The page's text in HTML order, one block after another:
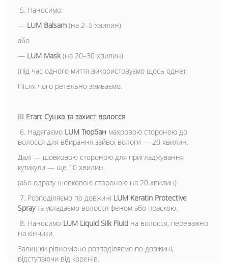
5. Наносимо:
— LUM Balsam (на 2–5 хвилин)
або
— LUM Mask (на 20–30 хвилин)
(під час одного миття використовуємо щось одне).
Після чого ретельно змиваємо.
III Етап: Сушка та захист волосся
6. Надягаємо LUM Тюрбан махровою стороною до
волосся для вбирання зайвої вологи — 20 хвилин.
Далі — шовковою стороною для пригладжування
кутикули — ще 10 хвилин.
(або одразу шовковою стороною на 20 хвилин)
7. Розподіляємо по довжині LUM Keratin Protective
Sprayта укладаємо волосся феном або праскою.
8. Наносимо LUM Liquid Silk Fluid на волосся, переважно
на кінчики.
Залишки рівномірно розподіляємо по довжині,
відступаючи від коренів.